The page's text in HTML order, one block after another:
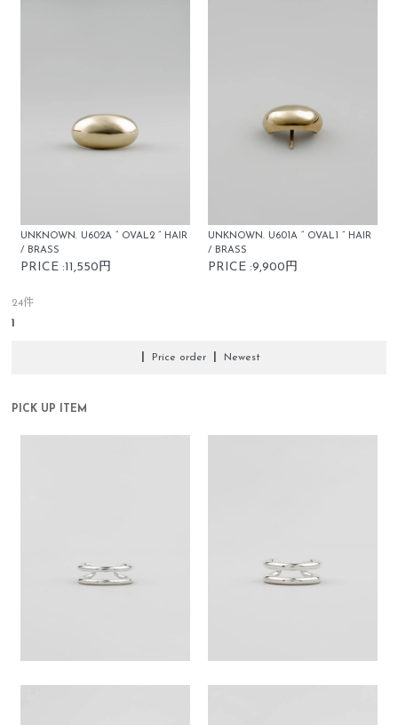
UNKNOWN. U602A “ OVAL2 ” HAIR
/ BRASS
PRICE :11,550円
UNKNOWN. U601A “ OVAL1 ” HAIR
/ BRASS
PRICE :9,900円
24件
1
Price order Newest
PICK UP ITEM